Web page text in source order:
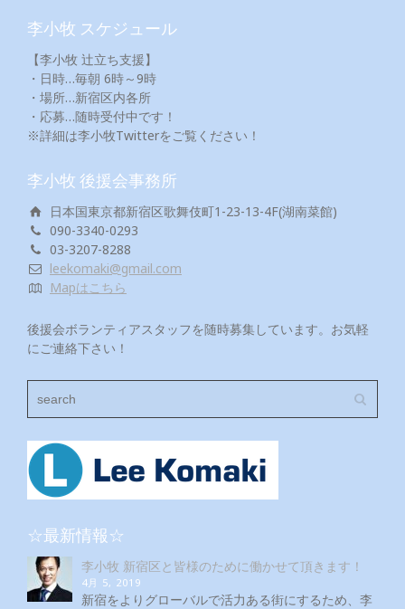
李小牧 スケジュール
【李小牧 辻立ち支援】
・日時…毎朝 6時～9時
・場所…新宿区内各所
・応募…随時受付中です！
※詳細は李小牧Twitterをご覧ください！
李小牧 後援会事務所
日本国東京都新宿区歌舞伎町1-23-13-4F(湖南菜館)
090-3340-0293
03-3207-8288
leekomaki@gmail.com
Mapはこちら
後援会ボランティアスタッフを随時募集しています。お気軽
にご連絡下さい！
☆最新情報☆
李小牧 新宿区と皆様のために働かせて頂きます！
4月 5, 2019
新宿をよりグローバルで活力ある街にするため、李